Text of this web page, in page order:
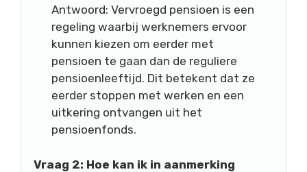
Antwoord: Vervroegd pensioen is een
regeling waarbij werknemers ervoor
kunnen kiezen om eerder met
pensioen te gaan dan de reguliere
pensioenleeftijd. Dit betekent dat ze
eerder stoppen met werken en een
uitkering ontvangen uit het
pensioenfonds.
Vraag 2: Hoe kan ik in aanmerking